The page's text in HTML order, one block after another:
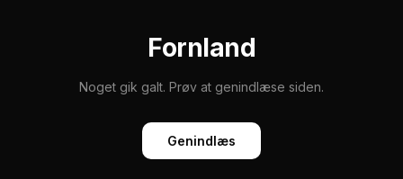
Fornland
Noget gik galt. Prøv at genindlæse siden.
Genindlæs